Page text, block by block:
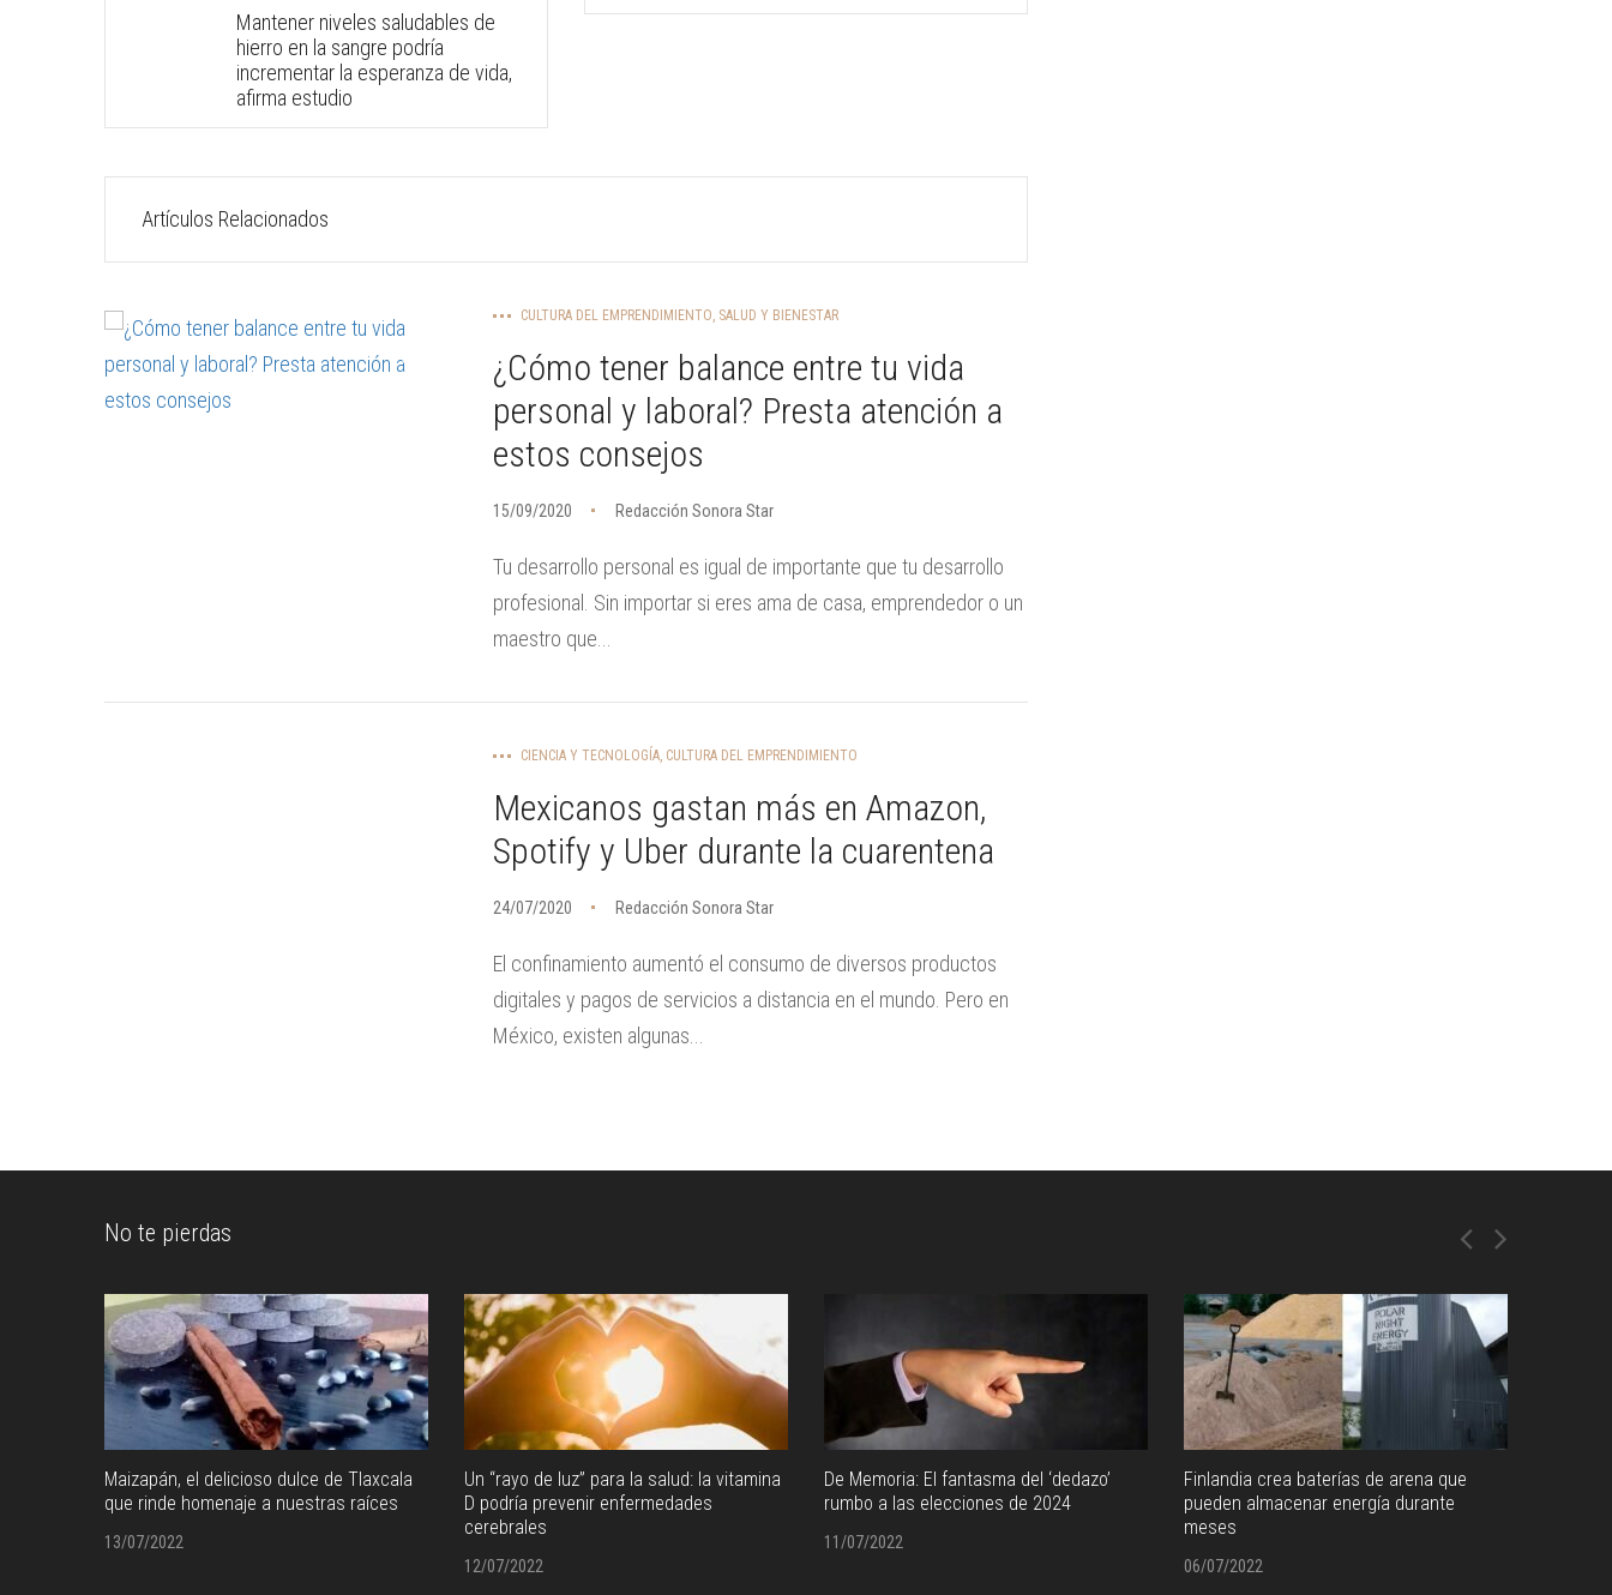
Mantener niveles saludables de
hierro en la sangre podría
incrementar la esperanza de vida,
afirma estudio
Artículos Relacionados
CULTURA DEL EMPRENDIMIENTO, SALUD Y BIENESTAR
¿Cómo tener balance entre tu vida
personal y laboral? Presta atención a
estos consejos
15/09/2020 Redacción Sonora Star
Tu desarrollo personal es igual de importante que tu desarrollo
profesional. Sin importar si eres ama de casa, emprendedor o un
maestro que...
CIENCIA Y TECNOLOGÍA, CULTURA DEL EMPRENDIMIENTO
Mexicanos gastan más en Amazon,
Spotify y Uber durante la cuarentena
24/07/2020 Redacción Sonora Star
El confinamiento aumentó el consumo de diversos productos
digitales y pagos de servicios a distancia en el mundo. Pero en
México, existen algunas...
No te pierdas
Maizapán, el delicioso dulce de Tlaxcala
que rinde homenaje a nuestras raíces
13/07/2022
Un “rayo de luz” para la salud: la vitamina
D podría prevenir enfermedades
cerebrales
12/07/2022
De Memoria: El fantasma del ‘dedazo’
rumbo a las elecciones de 2024
11/07/2022
Finlandia crea baterías de arena que
pueden almacenar energía durante
meses
06/07/2022